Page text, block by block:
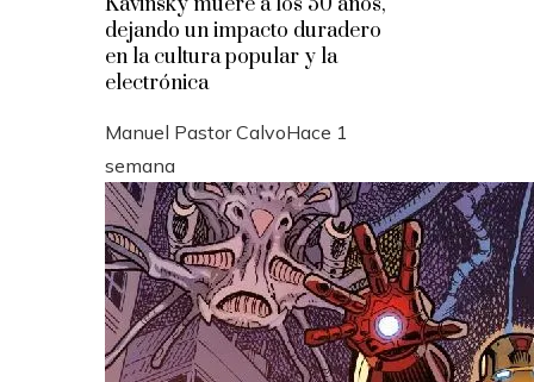
dejando un impacto duradero
en la cultura popular y la
electrónica
Manuel Pastor CalvoHace 1
semana